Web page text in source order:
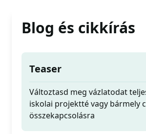
Blog és cikkírás
Teaser
Változtasd meg vázlatodat
iskolai projektté vagy bármely
összekapcsolásra